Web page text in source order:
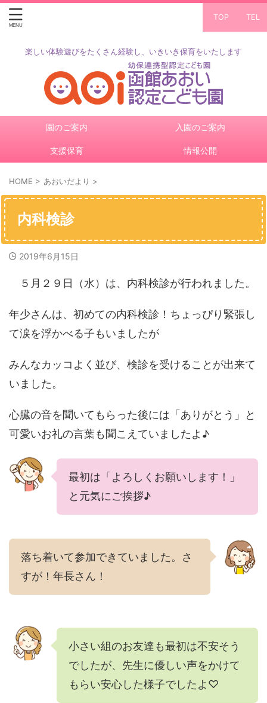
TOP TEL
楽しい体験遊びをたくさん経験し、いきいき保育をいたします
園のご案内 入園のご案内
支援保育 情報公開
HOME > あおいだより >
内科検診
2019年6月15日
５月２９日（水）は、内科検診が行われました。
年少さんは、初めての内科検診！ちょっぴり緊張し
て涙を浮かべる子もいましたが
みんなカッコよく並び、検診を受けることが出来て
いました。
心臓の音を聞いてもらった後には「ありがとう」と
可愛いお礼の言葉も聞こえていましたよ♪
最初は「よろしくお願いします！」
と元気にご挨拶♪
落ち着いて参加できていました。さ
すが！年長さん！
小さい組のお友達も最初は不安そう
でしたが、先生に優しい声をかけて
もらい安心した様子でしたよ♡